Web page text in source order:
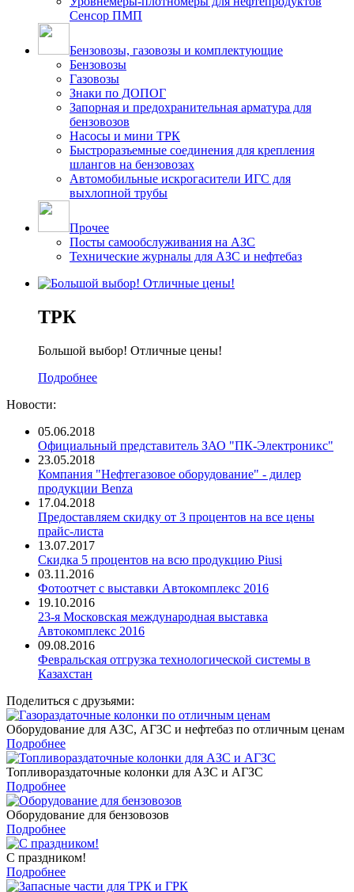
Сенсор ПМП
Бензовозы, газовозы и комплектующие
Бензовозы
Газовозы
Знаки по ДОПОГ
Запорная и предохранительная арматура для
бензовозов
Насосы и мини ТРК
Быстроразъемные соединения для крепления
шлангов на бензовозах
Автомобильные искрогасители ИГС для
выхлопной трубы
Прочее
Посты самообслуживания на АЗС
Технические журналы для АЗС и нефтебаз
ТРК
Большой выбор! Отличные цены!
Подробнее
Новости:
05.06.2018
Официальный представитель ЗАО "ПК-Электроникс"
23.05.2018
Компания "Нефтегазовое оборудование" - дилер
продукции Benza
17.04.2018
Предоставляем скидку от 3 процентов на все цены
прайс-листа
13.07.2017
Скидка 5 процентов на всю продукцию Piusi
03.11.2016
Фотоотчет с выставки Автокомплекс 2016
19.10.2016
23-я Московская международная выставка
Автокомплекс 2016
09.08.2016
Февральская отгрузка технологической системы в
Казахстан
Поделиться с друзьями:
Оборудование для АЗС, АГЗС и нефтебаз по отличным ценам
Подробнее
Топливораздаточные колонки для АЗС и АГЗС
Подробнее
Оборудование для бензовозов
Подробнее
С праздником!
Подробнее